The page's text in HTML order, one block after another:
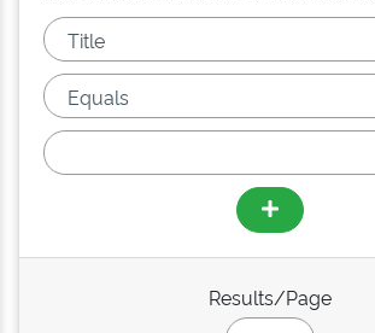
Results/Page